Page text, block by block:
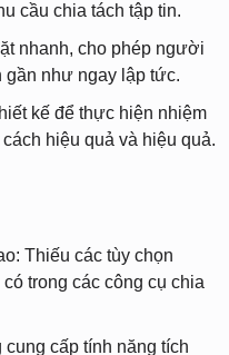
cầu chia tách tập tin.
nhanh, cho phép người
gần như ngay lập tức.
kế để thực hiện nhiệm
hiệu quả và hiệu quả.
Thiếu các tùy chọn
trong các công cụ chia
cấp tính năng tích